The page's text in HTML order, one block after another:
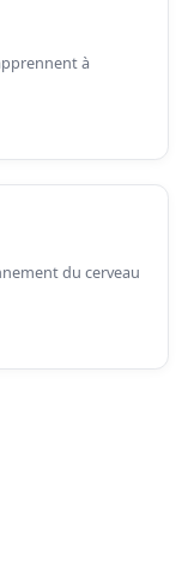
à
du cerveau